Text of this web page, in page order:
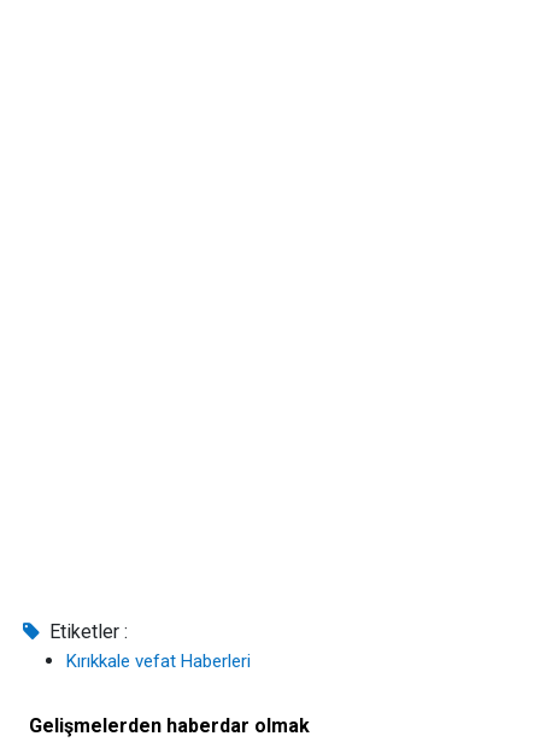
Etiketler :
Kırıkkale vefat Haberleri
Gelişmelerden haberdar olmak